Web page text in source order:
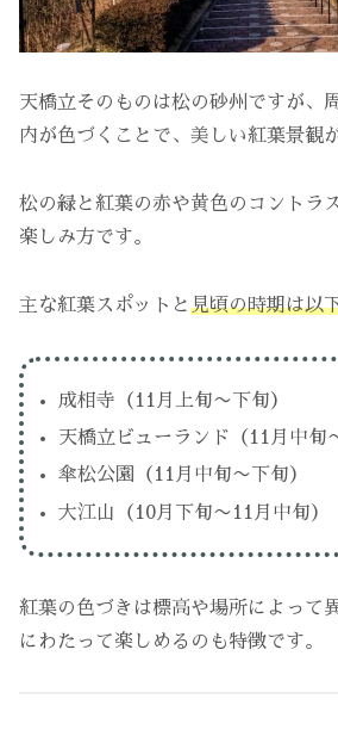
天橋立そのものは松の砂州ですが、
内が色づくことで、美しい紅葉景観
松の緑と紅葉の赤や黄色のコントラ
楽しみ方です。
主な紅葉スポットと見頃の時期は以
成相寺（11月上旬〜下旬）
天橋立ビューランド（11月中旬
傘松公園（11月中旬〜下旬）
大江山（10月下旬〜11月中旬）
紅葉の色づきは標高や場所によって
にわたって楽しめるのも特徴です。